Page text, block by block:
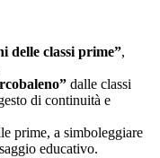
delle classi prime”,
dalle classi
di continuità e
prime, a simboleggiare
educativo.